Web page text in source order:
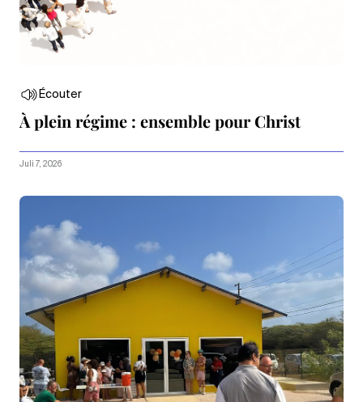
Écouter
À plein régime : ensemble pour Christ
Juli 7, 2026